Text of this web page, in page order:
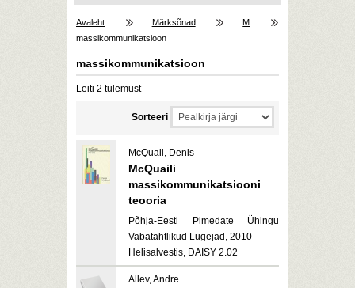
Avaleht Märksõnad
M
massikommunikatsioon
massikommunikatsioon
Leiti 2 tulemust
Sorteeri
McQuail, Denis
McQuaili
massikommunikatsiooni
teooria
Põhja-Eesti Pimedate Ühingu
Vabatahtlikud Lugejad, 2010
Helisalvestis, DAISY 2.02
Allev, Andre